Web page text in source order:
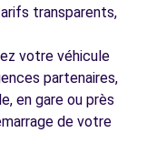
transparents,
votre véhicule
partenaires,
en gare ou près
de votre